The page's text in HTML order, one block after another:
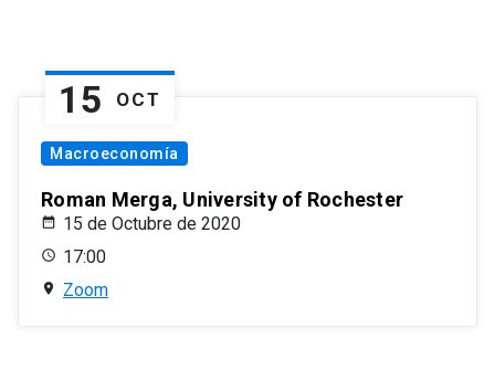
15 OCT
Macroeconomía
Roman Merga, University of Rochester
15 de Octubre de 2020
17:00
Zoom